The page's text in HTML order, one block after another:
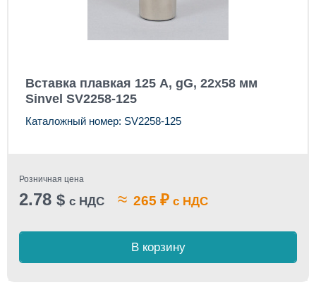
Вставка плавкая 125 А, gG, 22x58 мм
Sinvel SV2258-125
Каталожный номер: SV2258-125
Розничная цена
2.78 $ с НДС ≈ 265 ₽ с НДС
В корзину